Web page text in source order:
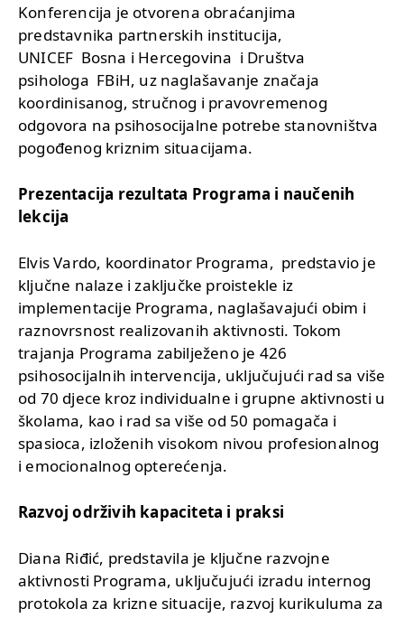
Konferencija je otvorena obraćanjima
predstavnika partnerskih institucija,
UNICEF Bosna i Hercegovina i Društva
psihologa FBiH, uz naglašavanje značaja
koordinisanog, stručnog i pravovremenog
odgovora na psihosocijalne potrebe stanovništva
pogođenog kriznim situacijama.
Prezentacija rezultata Programa i naučenih
lekcija
Elvis Vardo, koordinator Programa, predstavio je
ključne nalaze i zaključke proistekle iz
implementacije Programa, naglašavajući obim i
raznovrsnost realizovanih aktivnosti. Tokom
trajanja Programa zabilježeno je 426
psihosocijalnih intervencija, uključujući rad sa više
od 70 djece kroz individualne i grupne aktivnosti u
školama, kao i rad sa više od 50 pomagača i
spasioca, izloženih visokom nivou profesionalnog
i emocionalnog opterećenja.
Razvoj održivih kapaciteta i praksi
Diana Riđić, predstavila je ključne razvojne
aktivnosti Programa, uključujući izradu internog
protokola za krizne situacije, razvoj kurikuluma za